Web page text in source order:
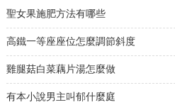
聖女果施肥方法有哪些
高鐵一等座座位怎麼調節斜度
雞腿菇白菜藕片湯怎麼做
有本小說男主叫郁什麼庭